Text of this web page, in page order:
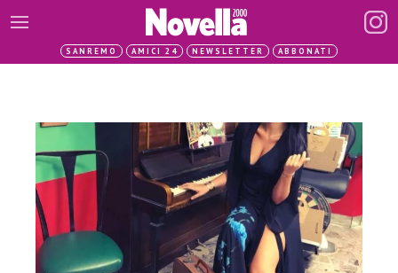
SANREMO AMICI 24 NEWSLETTER ABBONATI